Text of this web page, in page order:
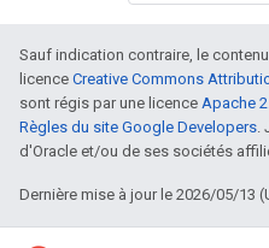
Sauf indication contraire, le
licence Creative Commons
sont régis par une licence Apache
Règles du site Google Developers
d'Oracle et/ou de ses sociétés
Dernière mise à jour le 2026/05/13